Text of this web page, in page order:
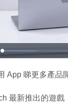
載
入
:
1
1
%
App 睇更多產品
最新推出的遊